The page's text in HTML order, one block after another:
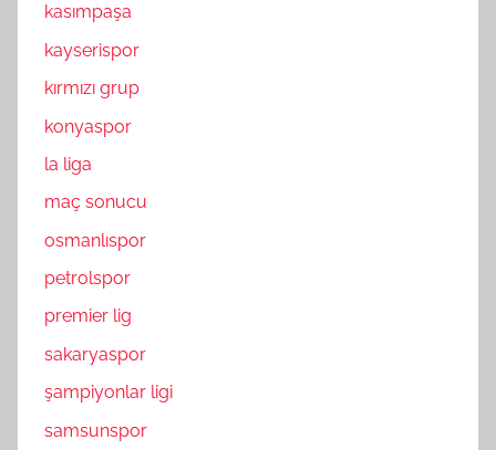
kasımpaşa
kayserispor
kırmızı grup
konyaspor
la liga
maç sonucu
osmanlıspor
petrolspor
premier lig
sakaryaspor
şampiyonlar ligi
samsunspor